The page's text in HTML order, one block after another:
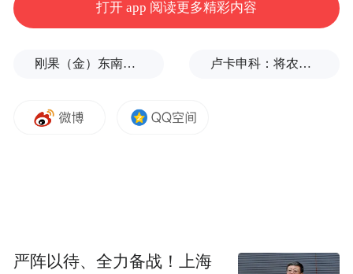
打开 app 阅读更多精彩内容
刚果（金）东南部中资企业钴产品铀含量超标？官方回应 卢卡申科：将农忙季节不好好干活的人都发配边疆充军！
严阵以待、全力备战！上海